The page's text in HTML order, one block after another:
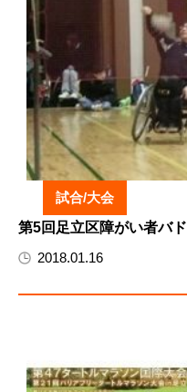
試合/大会
第5回足立区障がい者バ
2018.01.16